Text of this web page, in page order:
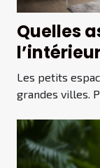
Quelles
Les petits
grandes villes.